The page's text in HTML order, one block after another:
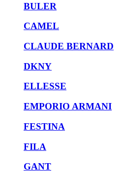
BULER
CAMEL
CLAUDE BERNARD
DKNY
ELLESSE
EMPORIO ARMANI
FESTINA
FILA
GANT